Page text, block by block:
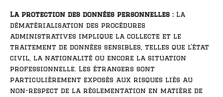
La protection des données personnelles : La
dématérialisation des procédures
administratives implique la collecte et le
traitement de données sensibles, telles que l’état
civil, la nationalité ou encore la situation
professionnelle. Les étrangers sont
particulièrement exposés aux risques liés au
non-respect de la réglementation en matière de